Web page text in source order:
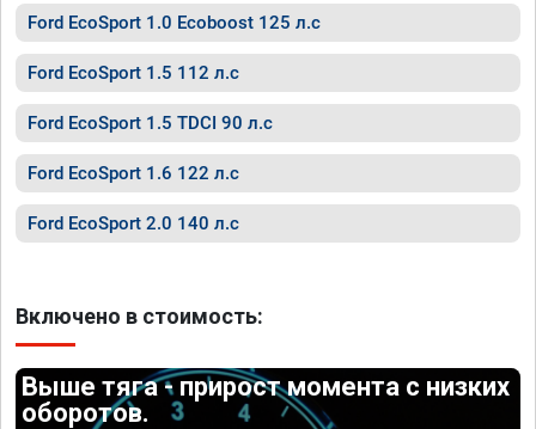
Ford EcoSport 1.0 Ecoboost 125 л.с
Ford EcoSport 1.5 112 л.с
Ford EcoSport 1.5 TDCI 90 л.с
Ford EcoSport 1.6 122 л.с
Ford EcoSport 2.0 140 л.с
Включено в стоимость:
Выше тяга - прирост момента с низких
оборотов.